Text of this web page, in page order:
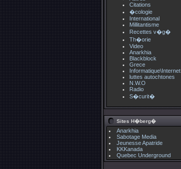
Citations
�cologie
International
Millitantisme
Recettes v�g�
Th�orie
Video
Anarkhia
Blackblock
Grece
Informatique\Internet
luttes autochtones
N.W.O
Radio
S�curit�
Sites H�berg�
Anarkhia
Sabotage Media
Jeunesse Apatride
KKKanada
Quebec Underground